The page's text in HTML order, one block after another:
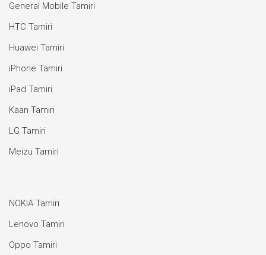
General Mobile Tamiri
HTC Tamiri
Huawei Tamiri
iPhone Tamiri
iPad Tamiri
Kaan Tamiri
LG Tamiri
Meizu Tamiri
NOKIA Tamiri
Lenovo Tamiri
Oppo Tamiri